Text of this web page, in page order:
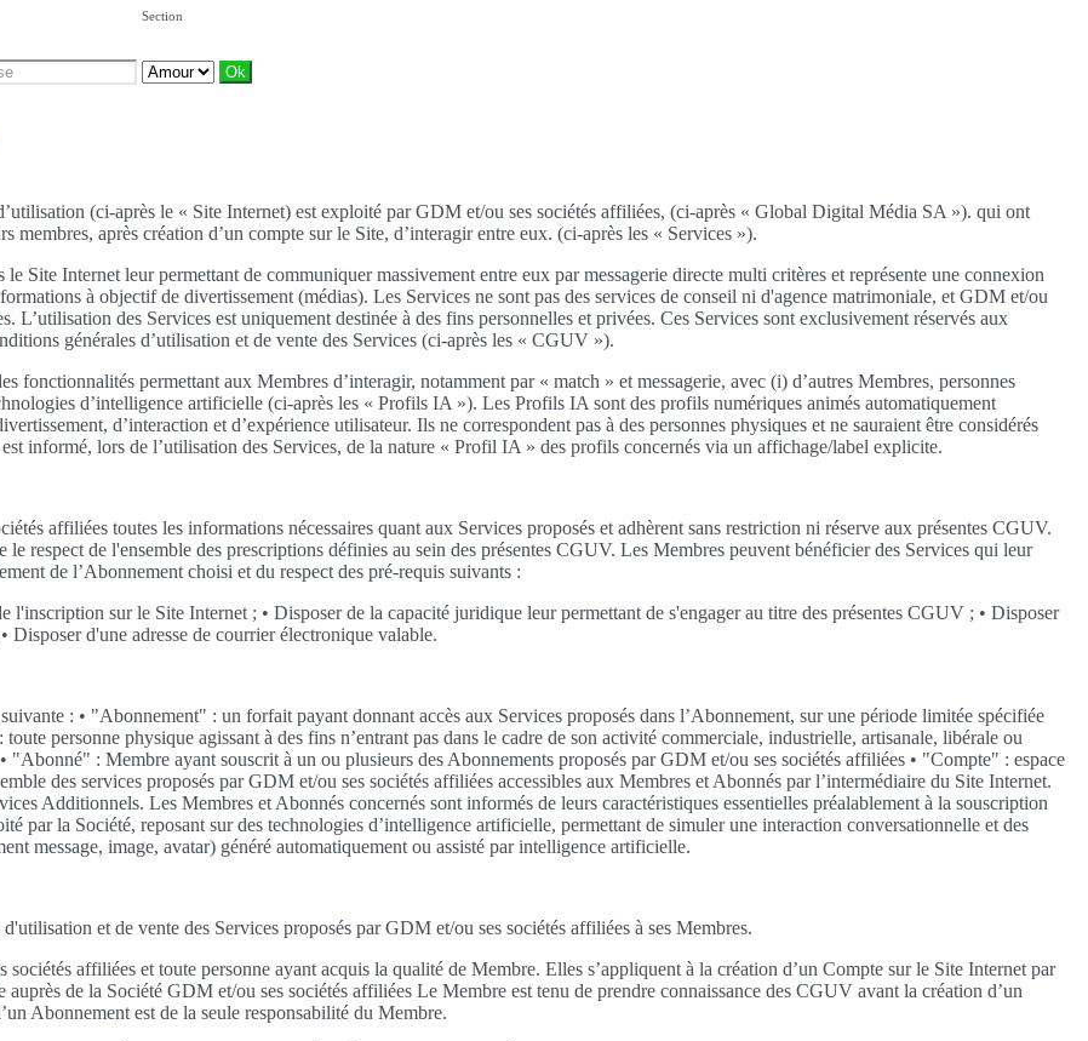
Section
(ci-après le « Site Internet) est exploité par GDM et/ou ses sociétés affiliées, (ci-après « Global Digital Média SA »). qui ont
membres, après création d’un compte sur le Site, d’interagir entre eux. (ci-après les « Services »).
Site Internet leur permettant de communiquer massivement entre eux par messagerie directe multi critères et représente une connexion
à objectif de divertissement (médias). Les Services ne sont pas des services de conseil ni d'agence matrimoniale, et GDM et/ou
L’utilisation des Services est uniquement destinée à des fins personnelles et privées. Ces Services sont exclusivement réservés aux
générales d’utilisation et de vente des Services (ci-après les « CGUV »).
fonctionnalités permettant aux Membres d’interagir, notamment par « match » et messagerie, avec (i) d’autres Membres, personnes
d’intelligence artificielle (ci-après les « Profils IA »). Les Profils IA sont des profils numériques animés automatiquement
d’interaction et d’expérience utilisateur. Ils ne correspondent pas à des personnes physiques et ne sauraient être considérés
informé, lors de l’utilisation des Services, de la nature « Profil IA » des profils concernés via un affichage/label explicite.
affiliées toutes les informations nécessaires quant aux Services proposés et adhèrent sans restriction ni réserve aux présentes CGUV.
respect de l'ensemble des prescriptions définies au sein des présentes CGUV. Les Membres peuvent bénéficier des Services qui leur
de l’Abonnement choisi et du respect des pré-requis suivants :
l'inscription sur le Site Internet ; • Disposer de la capacité juridique leur permettant de s'engager au titre des présentes CGUV ; • Disposer
d'une adresse de courrier électronique valable.
: • "Abonnement" : un forfait payant donnant accès aux Services proposés dans l’Abonnement, sur une période limitée spécifiée
personne physique agissant à des fins n’entrant pas dans le cadre de son activité commerciale, industrielle, artisanale, libérale ou
: Membre ayant souscrit à un ou plusieurs des Abonnements proposés par GDM et/ou ses sociétés affiliées • "Compte" : espace
des services proposés par GDM et/ou ses sociétés affiliées accessibles aux Membres et Abonnés par l’intermédiaire du Site Internet.
Additionnels. Les Membres et Abonnés concernés sont informés de leurs caractéristiques essentielles préalablement à la souscription
par la Société, reposant sur des technologies d’intelligence artificielle, permettant de simuler une interaction conversationnelle et des
message, image, avatar) généré automatiquement ou assisté par intelligence artificielle.
et de vente des Services proposés par GDM et/ou ses sociétés affiliées à ses Membres.
affiliées et toute personne ayant acquis la qualité de Membre. Elles s’appliquent à la création d’un Compte sur le Site Internet par
de la Société GDM et/ou ses sociétés affiliées Le Membre est tenu de prendre connaissance des CGUV avant la création d’un
Abonnement est de la seule responsabilité du Membre.